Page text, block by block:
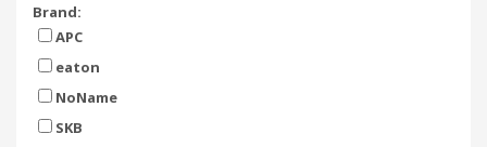
Brand:
APC
eaton
NoName
SKB